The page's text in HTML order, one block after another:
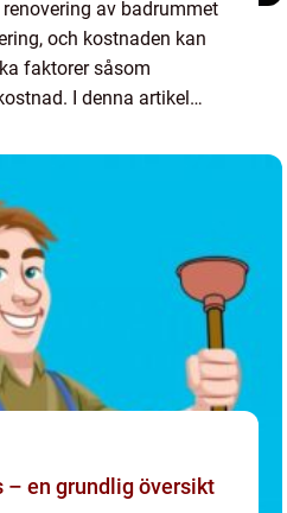
av badrummet
och kostnaden kan
faktorer såsom
I denna artikel
– en grundlig översikt